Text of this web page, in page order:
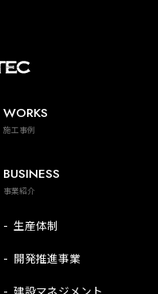
WORKS
施工事例
BUSINESS
事業紹介
生産体制
開発推進事業